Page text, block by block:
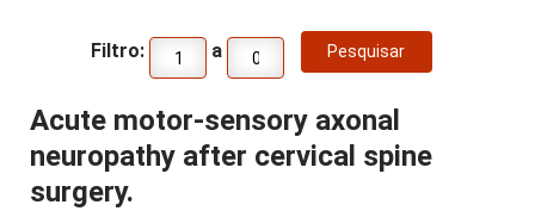
Filtro: a
Acute motor-sensory axonal
neuropathy after cervical spine
surgery.